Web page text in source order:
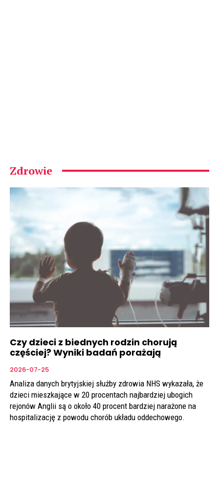
Zdrowie
Czy dzieci z biednych rodzin chorują
częściej? Wyniki badań porażają
2026-07-25
Analiza danych brytyjskiej służby zdrowia NHS wykazała, że
dzieci mieszkające w 20 procentach najbardziej ubogich
rejonów Anglii są o około 40 procent bardziej narażone na
hospitalizację z powodu chorób układu oddechowego.